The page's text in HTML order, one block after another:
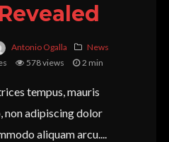
Antonio Ogalla
News
578 views 2 min
tempus, mauris
non adipiscing dolor
aliquam arcu....